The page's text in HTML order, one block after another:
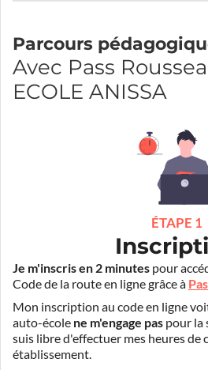
Parcours
Avec Pass
ECOLE ANISSA
ÉTAPE 1
Je m'inscris en 2 minutes pour
Code de la route en ligne grâce à
Mon inscription au code en ligne
auto-école ne m'engage pas pour la
suis libre d'effectuer mes heures de
établissement.